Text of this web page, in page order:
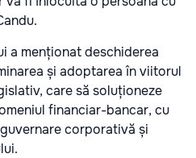
a menționat deschiderea
și adoptarea în viitorul
care să soluționeze
financiar-bancar, cu
corporativă și